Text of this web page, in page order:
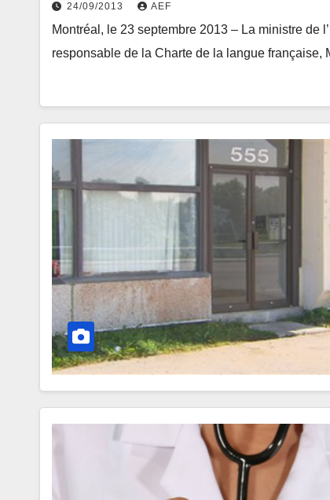
24/09/2013 AEF
Montréal, le 23 septembre 2013 – La ministre de
responsable de la Charte de la langue française,